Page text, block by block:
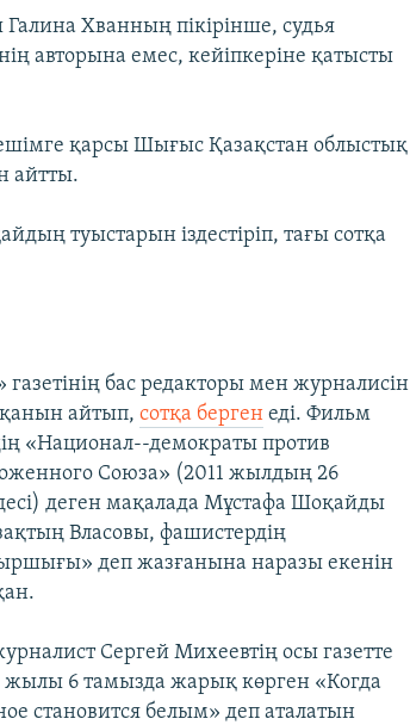
Хванның пікірінше, судья
авторына емес, кейіпкеріне қатысты
қарсы Шығыс Қазақстан облыстық
айтты.
туыстарын іздестіріп, тағы сотқа
бас редакторы мен журналисін
айтып,сотқа берген еді. Фильм
«Национал--демократы против
Союза» (2011 жылдың 26
деген мақалада Мұстафа Шоқайды
Власовы, фашистердің
деп жазғанына наразы екенін
Сергей Михеевтің осы газетте
жылы 6 тамызда жарық көрген «Когда
становится белым» деп аталатын